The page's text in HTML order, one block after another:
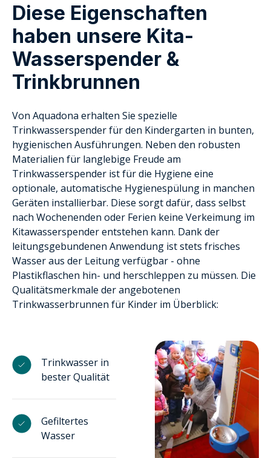
Diese Eigenschaften
haben unsere Kita-
Wasserspender &
Trinkbrunnen
Von Aquadona erhalten Sie spezielle
Trinkwasserspender für den Kindergarten in bunten,
hygienischen Ausführungen. Neben den robusten
Materialien für langlebige Freude am
Trinkwasserspender ist für die Hygiene eine
optionale, automatische Hygienespülung in manchen
Geräten installierbar. Diese sorgt dafür, dass selbst
nach Wochenenden oder Ferien keine Verkeimung im
Kitawasserspender entstehen kann. Dank der
leitungsgebundenen Anwendung ist stets frisches
Wasser aus der Leitung verfügbar - ohne
Plastikflaschen hin- und herschleppen zu müssen. Die
Qualitätsmerkmale der angebotenen
Trinkwasserbrunnen für Kinder im Überblick:
Trinkwasser in
bester Qualität
Gefiltertes
Wasser